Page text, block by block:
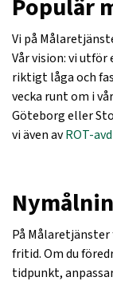
Populär
Vi på
Vår vision: vi
riktigt låga och
vecka runt om i
Göteborg eller
vi även avROT-
På Målaretjänster
fritid. Om du
tidpunkt,